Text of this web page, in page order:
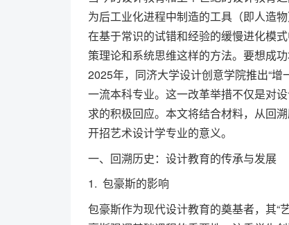
为后工业化进程中制造的工具（即人造
在基于常识的试错和经验的缓慢进化模
策理论和系统思维这样的方法。要想成
2025年，同济大学设计创意学院推出“增
一流本科专业。这一改革举措不仅是对
求的积极回应。本文将结合材料，从回
开招艺术设计学专业的意义。
一、回溯历史：设计教育的传承与发展
1. 包豪斯的影响
包豪斯作为现代设计教育的奠基者，其“